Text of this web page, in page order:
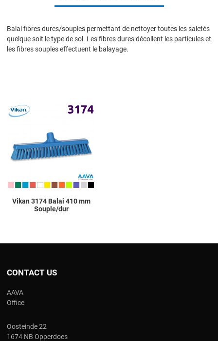
Balai fibres dures/souples permettant de nettoyer toutes les saletés
quelque soit le type de sol. Les fibres dures décollent les particules et
les fibres souples effectuent le balayage.
Vikan 3174 Balai 410 mm
Souple/dur
CONTACT US
AAVA
Office
Oosteinde 22
1674 NB Opperdoes